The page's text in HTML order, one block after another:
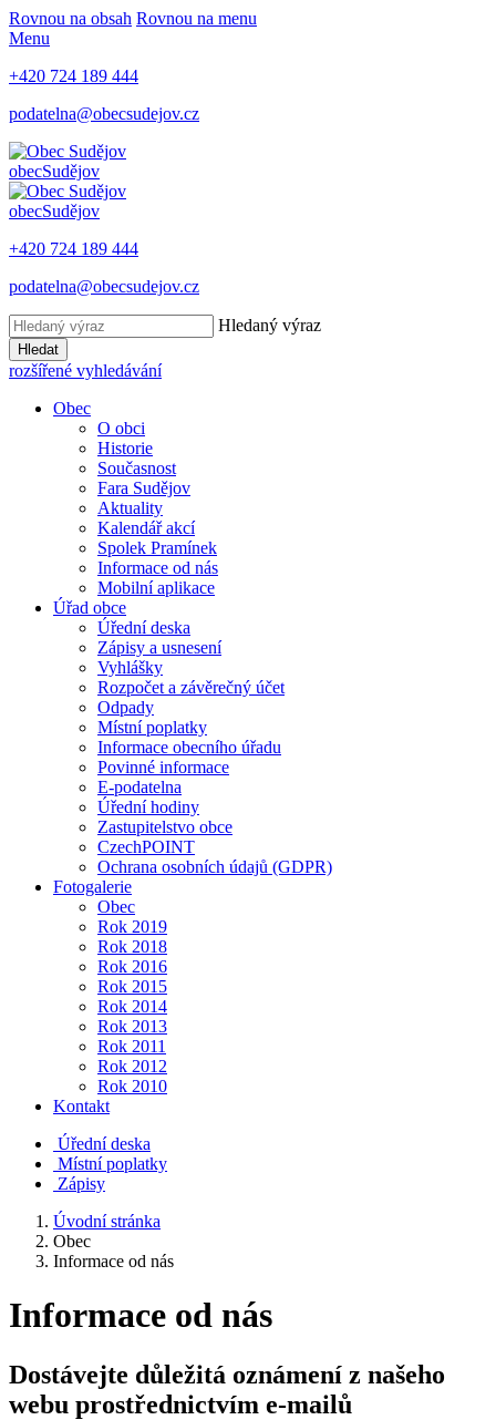
Rovnou na obsah Rovnou na menu
Menu
+420 724 189 444
podatelna@obecsudejov.cz
obecSudějov
obecSudějov
+420 724 189 444
podatelna@obecsudejov.cz
Hledaný výraz
Hledat
rozšířené vyhledávání
Obec
O obci
Historie
Současnost
Fara Sudějov
Aktuality
Kalendář akcí
Spolek Pramínek
Informace od nás
Mobilní aplikace
Úřad obce
Úřední deska
Zápisy a usnesení
Vyhlášky
Rozpočet a závěrečný účet
Odpady
Místní poplatky
Informace obecního úřadu
Povinné informace
E-podatelna
Úřední hodiny
Zastupitelstvo obce
CzechPOINT
Ochrana osobních údajů (GDPR)
Fotogalerie
Obec
Rok 2019
Rok 2018
Rok 2016
Rok 2015
Rok 2014
Rok 2013
Rok 2011
Rok 2012
Rok 2010
Kontakt
Úřední deska
Místní poplatky
Zápisy
Úvodní stránka
Obec
Informace od nás
Informace od nás
Dostávejte důležitá oznámení z našeho
webu prostřednictvím e-mailů